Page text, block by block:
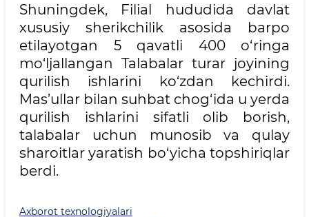
Shuningdek, Filial hududida davlat
xususiy sherikchilik asosida barpo
etilayotgan 5 qavatli 400 o‘ringa
mo‘ljallangan Talabalar turar joyining
qurilish ishlarini ko‘zdan kechirdi.
Mas’ullar bilan suhbat chog‘ida u yerda
qurilish ishlarini sifatli olib borish,
talabalar uchun munosib va qulay
sharoitlar yaratish bo‘yicha topshiriqlar
berdi.
Axborot texnologiyalari